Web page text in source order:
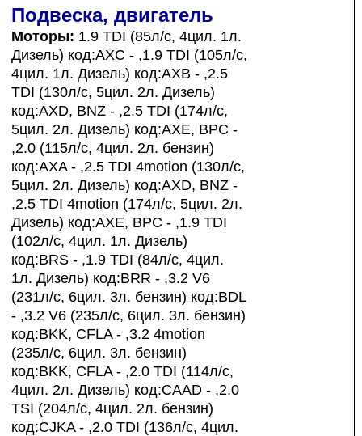
Подвеска, двигатель
Моторы: 1.9 TDI (85л/с, 4цил. 1л.
Дизель) код:AXC - ,1.9 TDI (105л/с,
4цил. 1л. Дизель) код:AXB - ,2.5
TDI (130л/с, 5цил. 2л. Дизель)
код:AXD, BNZ - ,2.5 TDI (174л/с,
5цил. 2л. Дизель) код:AXE, BPC -
,2.0 (115л/с, 4цил. 2л. бензин)
код:AXA - ,2.5 TDI 4motion (130л/с,
5цил. 2л. Дизель) код:AXD, BNZ -
,2.5 TDI 4motion (174л/с, 5цил. 2л.
Дизель) код:AXE, BPC - ,1.9 TDI
(102л/с, 4цил. 1л. Дизель)
код:BRS - ,1.9 TDI (84л/с, 4цил.
1л. Дизель) код:BRR - ,3.2 V6
(231л/с, 6цил. 3л. бензин) код:BDL
- ,3.2 V6 (235л/с, 6цил. 3л. бензин)
код:BKK, CFLA - ,3.2 4motion
(235л/с, 6цил. 3л. бензин)
код:BKK, CFLA - ,2.0 TDI (114л/с,
4цил. 2л. Дизель) код:CAAD - ,2.0
TSI (204л/с, 4цил. 2л. бензин)
код:CJKA - ,2.0 TDI (136л/с, 4цил.